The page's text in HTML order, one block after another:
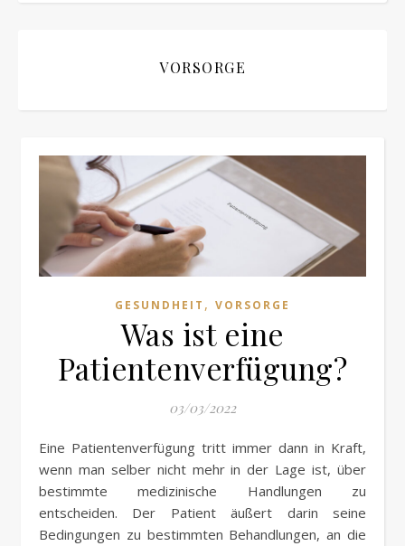
VORSORGE
GESUNDHEIT , VORSORGE
Was ist eine
Patientenverfügung?
03/03/2022
Eine Patientenverfügung tritt immer dann in Kraft,
wenn man selber nicht mehr in der Lage ist, über
bestimmte medizinische Handlungen zu
entscheiden. Der Patient äußert darin seine
Bedingungen zu bestimmten Behandlungen, an die